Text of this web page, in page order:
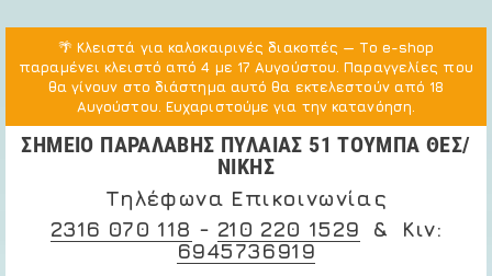
🌴 Κλειστά για καλοκαιρινές διακοπές — Το e-shop
παραμένει κλειστό από 4 με 17 Αυγούστου. Παραγγελίες που
θα γίνουν στο διάστημα αυτό θα εκτελεστούν από 18
Αυγούστου. Ευχαριστούμε για την κατανόηση.
ΣΗΜΕΙΟ ΠΑΡΑΛΑΒΗΣ ΠΥΛΑΙΑΣ 51 ΤΟΥΜΠΑ ΘΕΣ/
ΝΙΚΗΣ
Τηλέφωνα Επικοινωνίας
2316 070 118 - 210 220 1529 & Κιν:
6945736919